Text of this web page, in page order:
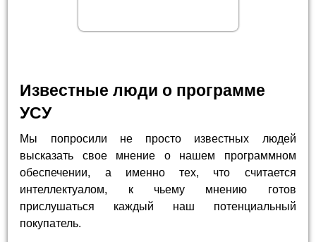
Известные люди о программе
УСУ
Мы попросили не просто известных людей
высказать свое мнение о нашем программном
обеспечении, а именно тех, что считается
интеллектуалом, к чьему мнению готов
прислушаться каждый наш потенциальный
покупатель.